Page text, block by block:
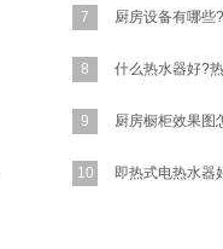
7 厨房设备有哪些
8 什么热水器好?
9 厨房橱柜效果图
10